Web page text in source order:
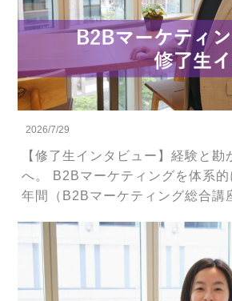
2026/7/29
【修了生インタビュー】経験と勘
へ。 B2Bマーケティングを体系
年間（B2Bマーケティング総合講